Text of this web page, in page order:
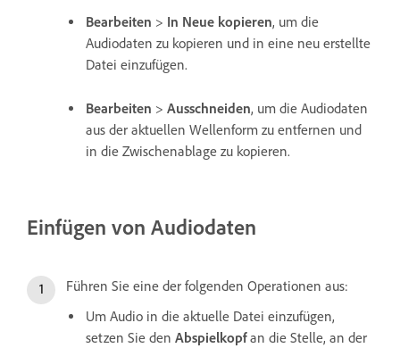
Bearbeiten > In Neue kopieren, um die
Audiodaten zu kopieren und in eine neu erstellte
Datei einzufügen.
Bearbeiten > Ausschneiden, um die Audiodaten
aus der aktuellen Wellenform zu entfernen und
in die Zwischenablage zu kopieren.
Einfügen von Audiodaten
Führen Sie eine der folgenden Operationen aus:
Um Audio in die aktuelle Datei einzufügen,
setzen Sie den Abspielkopfan die Stelle, an der